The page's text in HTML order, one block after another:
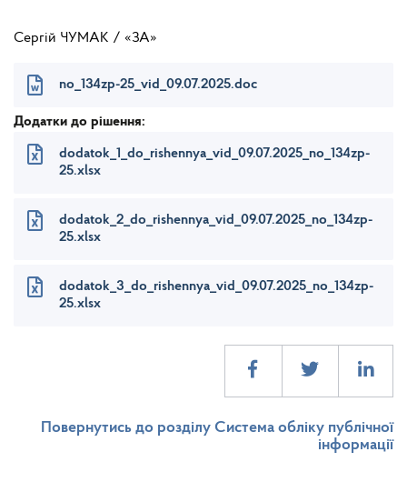
Сергій ЧУМАК / «ЗА»
no_134zp-25_vid_09.07.2025.doc
Додатки до рішення:
dodatok_1_do_rishennya_vid_09.07.2025_no_134zp-
25.xlsx
dodatok_2_do_rishennya_vid_09.07.2025_no_134zp-
25.xlsx
dodatok_3_do_rishennya_vid_09.07.2025_no_134zp-
25.xlsx
Повернутись до розділу Система обліку публічної
інформації